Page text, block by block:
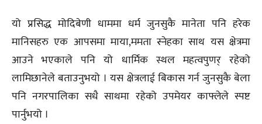
यो प्रसिद्ध मोदिबेणी धाममा धर्म जुनसुकै मानेता पनि हरेक
मानिसहरु एक आपसमा माया,ममता स्नेहका साथ यस क्षेत्रमा
आउने भएकाले पनि यो धार्मिक स्थल महत्वपुणर् रहेको
लामिछानेले बताउनुभयो । यस क्षेत्रलाई बिकास गर्न जुनसुकै बेला
पनि नगरपालिका सधै साथमा रहेको उपमेयर काफ्लेले स्पष्ट
पार्नुभयो ।